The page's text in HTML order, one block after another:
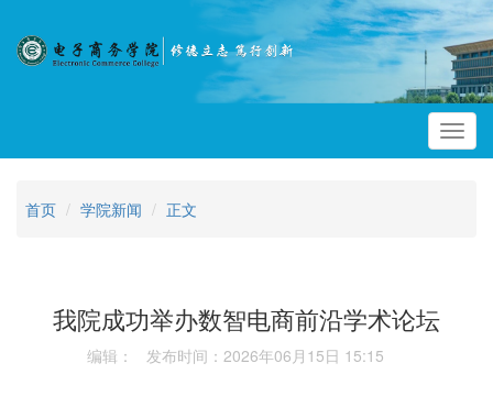
首页 学院新闻 正文
我院成功举办数智电商前沿学术论坛
编辑： 发布时间：2026年06月15日 15:15